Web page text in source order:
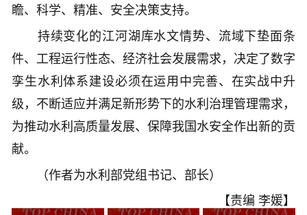
瞻、科学、精准、安全决策支持。
持续变化的江河湖库水文情势、流域下垫面条
件、工程运行性态、经济社会发展需求，决定了数字
孪生水利体系建设必须在运用中完善、在实战中升
级，不断适应并满足新形势下的水利治理管理需求，
为推动水利高质量发展、保障我国水安全作出新的贡
献。
（作者为水利部党组书记、部长）
【责编 李媛】